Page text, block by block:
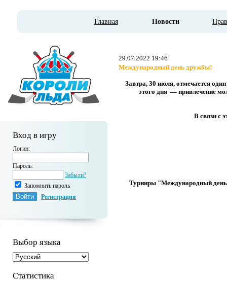
Главная Новости
Вход в игру
Логин:
Пароль:
Забыли?
Запомнить пароль
Регистрация
Выбор языка
Статистика
29.07.2022 19:46
Международный день дружбы!
Завтра, 30 июля, отмечается
этого дня — привлечение
В связи с
Турниры "Международный